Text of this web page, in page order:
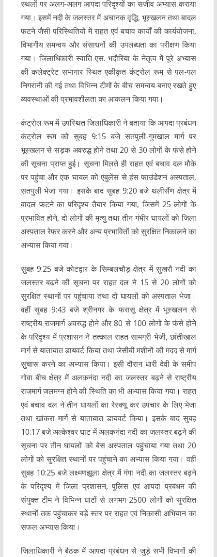
स्थलों पर अलग-अलग आपदा परिदृश्यों का सजीव अभ्यास कराया
गया। इसमें नदी के जलस्तर में अचानक वृद्धि, भूस्खलन तथा बादल
फटने जैसी परिस्थितियों में राहत एवं बचाव कार्यों की कार्ययोजना,
विभागीय समन्वय और संसाधनों की उपलब्धता का परीक्षण किया
गया। जिलाधिकारी स्वाति एस. भदौरिया के नेतृत्व में पूरे अभ्यास
की कलेक्ट्रेट सभागार स्थित एकीकृत कंट्रोल रूम से पल-पल
निगरानी की गई तथा विभिन्न टीमों के बीच समन्वय बनाए रखते हुए
व्यवस्थाओं की प्रभावशीलता का आकलन किया गया।
कंट्रोल रूम में उपस्थित जिलाधिकारी ने बताया कि आपदा प्रबंधन
कंट्रोल रूम को सुबह 9:15 बजे सतपुली-गुमखाल मार्ग पर
भूस्खलन से सड़क अवरुद्ध होने तथा 20 से 30 लोगों के फंसे होने
की सूचना प्राप्त हुई। सूचना मिलते ही राहत एवं बचाव दल मौके
पर पहुंचा और एक घायल को एंबुलेंस से हंस फाउंडेशन अस्पताल,
सतपुली भेजा गया। इसके बाद सुबह 9:20 बजे थलीसैंण क्षेत्र में
बादल फटने का परिदृश्य तैयार किया गया, जिसमें 25 लोगों के
प्रभावित होने, दो लोगों की मृत्यु तथा तीन गंभीर घायलों को जिला
अस्पताल रेफर करने और अन्य प्रभावितों को सुरक्षित निकालने का
अभ्यास किया गया।
सुबह 9:25 बजे कोटद्वार के सिम्बलचौड़ क्षेत्र में सुखरौ नदी का
जलस्तर बढ़ने की सूचना पर राहत दल ने 15 से 20 लोगों को
सुरक्षित स्थानों पर पहुंचाया तथा दो घायलों को अस्पताल भेजा।
वहीं सुबह 9:43 बजे श्रीनगर के फरासू क्षेत्र में भूस्खलन से
राष्ट्रीय राजमार्ग अवरुद्ध होने और 80 से 100 लोगों के फंसे होने
के परिदृश्य में प्रशासन ने तत्काल राहत सामग्री भेजी, छांतीखाल
मार्ग से यातायात डायवर्ट किया तथा जेसीबी मशीनों की मदद से मार्ग
सुचारू करने का अभ्यास किया। इसी दौरान धारी देवी के समीप
गोवा बीच क्षेत्र में अलकनंदा नदी का जलस्तर बढ़ने से राष्ट्रीय
राजमार्ग जलमग्न होने की स्थिति का भी अभ्यास किया गया। राहत
एवं बचाव दल ने तीन घायलों का रेस्क्यू कर उपचार के लिए भेजा
तथा खांकरा मार्ग से यातायात डायवर्ट किया। इसके बाद सुबह
10:17 बजे अल्केश्वर घाट में अलकनंदा नदी का जलस्तर बढ़ने की
सूचना पर तीन घायलों को बेस अस्पताल पहुंचाया गया तथा 20
लोगों को सुरक्षित स्थानों पर पहुंचाने का अभ्यास किया गया। वहीं
सुबह 10:25 बजे लक्ष्मणझूला क्षेत्र में गंगा नदी का जलस्तर बढ़ने
के परिदृश्य में जिला प्रशासन, पुलिस एवं आपदा प्रबंधन की
संयुक्त टीम ने विभिन्न घाटों से लगभग 2500 लोगों को सुरक्षित
स्थानों तक पहुंचाकर बड़े स्तर पर राहत एवं निकासी अभियान का
सफल अभ्यास किया।
जिलाधिकारी ने बैठक में आपदा प्रबंधन से जुड़े सभी विभागों की